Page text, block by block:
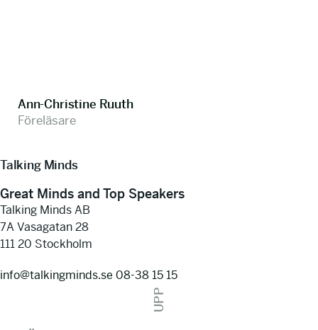
Ann-Christine Ruuth
Föreläsare
Talking Minds
Great Minds and Top Speakers
Talking Minds AB
7A Vasagatan 28
111 20 Stockholm
info@talkingminds.se 08-38 15 15
UPP